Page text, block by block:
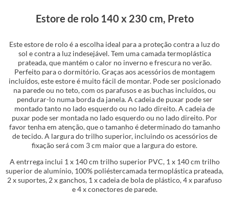
Estore de rolo 140 x 230 cm, Preto
Este estore de rolo é a escolha ideal para a proteção contra a luz do
sol e contra a luz indesejável. Tem uma camada termoplástica
prateada, que mantém o calor no inverno e frescura no verão.
Perfeito para o dormitório. Graças aos acessórios de montagem
incluídos, este estore é muito fácil de montar. Pode ser posicionado
na parede ou no teto, com os parafusos e as buchas incluídos, ou
pendurar-lo numa borda da janela. A cadeia de puxar pode ser
montado tanto no lado esquerdo ou no lado direito. A cadeia de
puxar pode ser montada no lado esquerdo ou no lado direito. Por
favor tenha em atenção, que o tamanho é determinado do tamanho
de tecido. A largura do trilho superior, incluindo os acessórios de
fixação será com 3 cm maior que a largura do estore.
A entrrega inclui 1 x 140 cm trilho superior PVC, 1 x 140 cm trilho
superior de alumínio, 100% poliéstercamada termoplástica prateada,
2 x suportes, 2 x ganchos, 1 x cadeia de bola de plástico, 4 x parafuso
e 4 x conectores de parede.